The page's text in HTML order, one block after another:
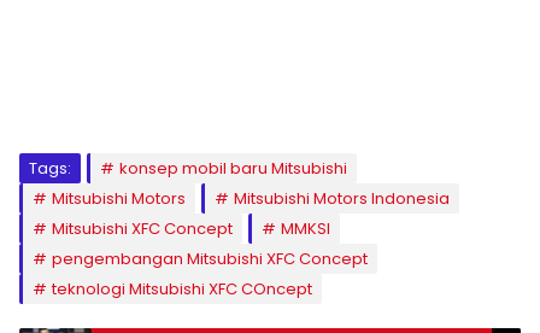
Tags:
konsep mobil baru Mitsubishi
Mitsubishi Motors
Mitsubishi Motors Indonesia
Mitsubishi XFC Concept
MMKSI
pengembangan Mitsubishi XFC Concept
teknologi Mitsubishi XFC COncept